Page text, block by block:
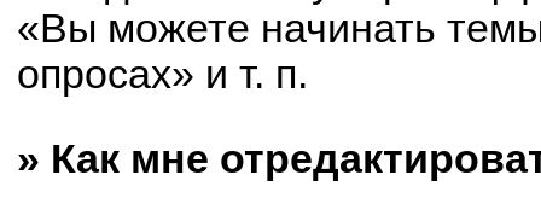
«Вы можете начинать
опросах» и т. п.
» Как мне